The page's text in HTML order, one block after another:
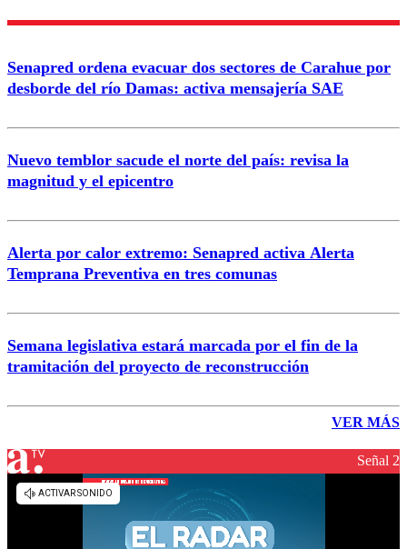
Enviar comentario
Senapred ordena evacuar dos sectores de Carahue por
desborde del río Damas: activa mensajería SAE
Nuevo temblor sacude el norte del país: revisa la
magnitud y el epicentro
Alerta por calor extremo: Senapred activa Alerta
Temprana Preventiva en tres comunas
Semana legislativa estará marcada por el fin de la
tramitación del proyecto de reconstrucción
VER MÁS
Señal 2